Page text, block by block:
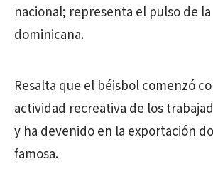
nacional; representa el pulso de
dominicana.
Resalta que el béisbol comenzó
actividad recreativa de los
y ha devenido en la exportación
famosa.